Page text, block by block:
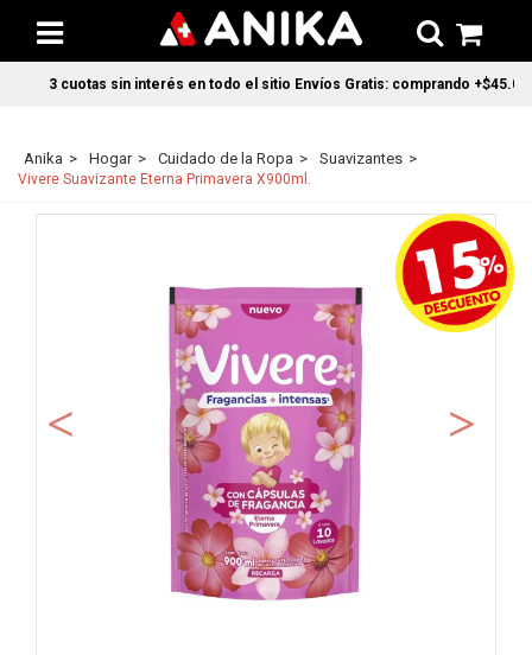
3 cuotas sin interés en todo el sitio Envíos Gratis: comprando +$45.000
Anika Hogar Cuidado de la Ropa Suavizantes
Vivere Suavizante Eterna Primavera X900ml.